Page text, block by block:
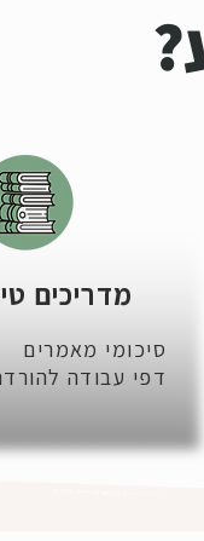
מדריכים
סיכומי מאמרים
דפי עבודה